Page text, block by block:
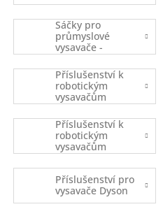
Sáčky pro
průmyslové
vysavače -
balené
Příslušenství k
robotickým
vysavačům
iRobot
Příslušenství k
robotickým
vysavačům
Ecovacs
Příslušenství pro
vysavače Dyson